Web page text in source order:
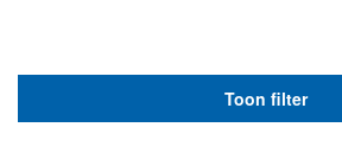
Toon filter